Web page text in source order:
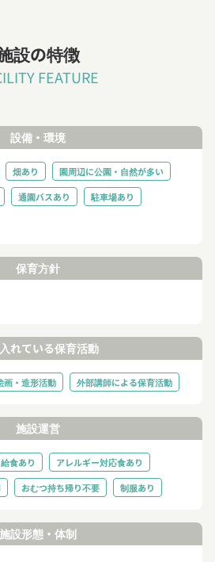
設の特徴
FEATURE
設備・環境
畑あり
園周辺に公園・自然が多い
通園バスあり
駐車場あり
保育方針
れている保育活動
画・造形活動 外部講師による保育活動
施設運営
給食あり
アレルギー対応食あり
おむつ持ち帰り不要 制服あり
施設形態・体制